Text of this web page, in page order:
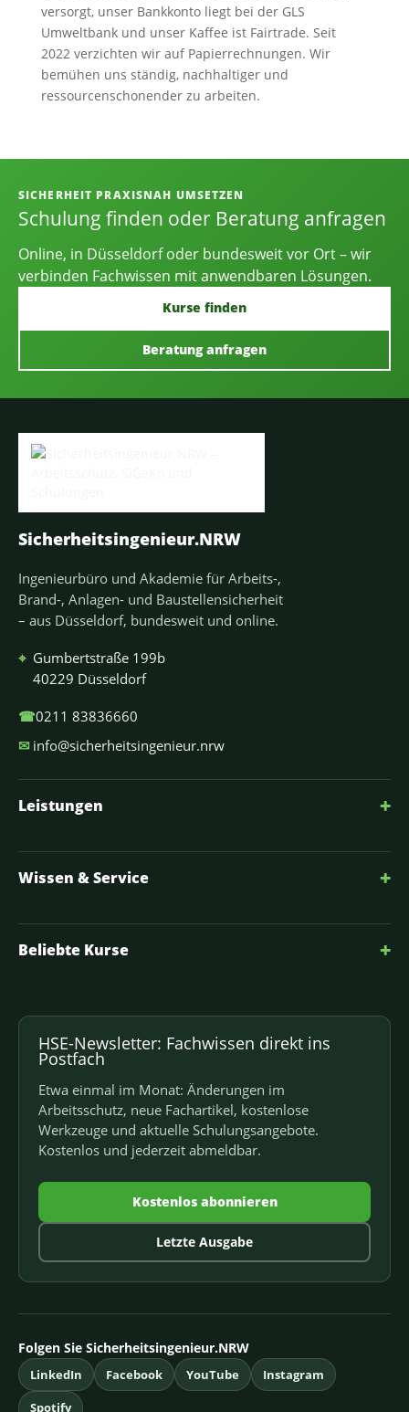
versorgt, unser Bankkonto liegt bei der GLS
Umweltbank und unser Kaffee ist Fairtrade. Seit
2022 verzichten wir auf Papierrechnungen. Wir
bemühen uns ständig, nachhaltiger und
ressourcenschonender zu arbeiten.
Informationen, Kontakt und
SICHERHEIT PRAXISNAH UMSETZEN
Schulung finden oder Beratung anfragen
Online, in Düsseldorf oder bundesweit vor Ort – wir
verbinden Fachwissen mit anwendbaren Lösungen.
Kurse finden
Beratung anfragen
Sicherheitsingenieur.NRW
Ingenieurbüro und Akademie für Arbeits-,
Brand-, Anlagen- und Baustellensicherheit
– aus Düsseldorf, bundesweit und online.
⌖ Gumbertstraße 199b
40229 Düsseldorf
☎0211 83836660
✉ info@sicherheitsingenieur.nrw
Leistungen +
Wissen & Service +
Beliebte Kurse +
HSE-Newsletter: Fachwissen direkt ins
Postfach
Etwa einmal im Monat: Änderungen im
Arbeitsschutz, neue Fachartikel, kostenlose
Werkzeuge und aktuelle Schulungsangebote.
Kostenlos und jederzeit abmeldbar.
Kostenlos abonnieren
Letzte Ausgabe
Folgen Sie Sicherheitsingenieur.NRW
LinkedIn Facebook YouTube
Instagram
Spotify